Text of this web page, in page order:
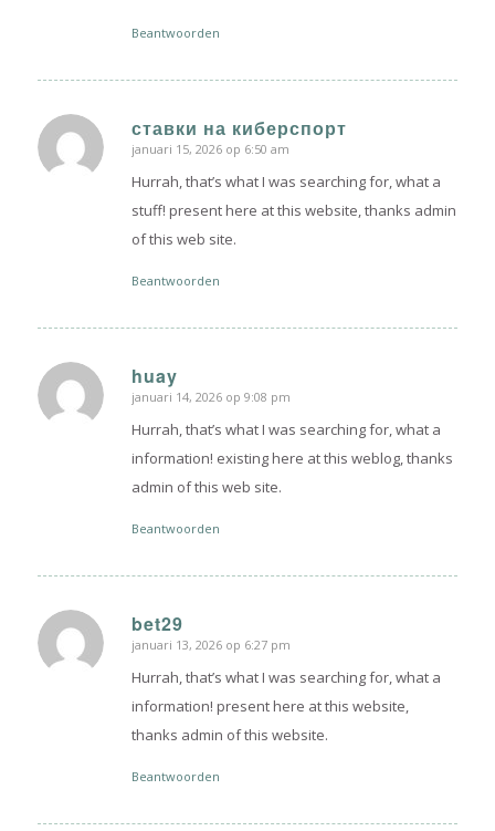
Beantwoorden
ставки на киберспорт
zegt:
januari 15, 2026 op 6:50 am
Hurrah, that’s what I was searching for, what a
stuff! present here at this website, thanks admin
of this web site.
Beantwoorden
huay
zegt:
januari 14, 2026 op 9:08 pm
Hurrah, that’s what I was searching for, what a
information! existing here at this weblog, thanks
admin of this web site.
Beantwoorden
bet29
zegt:
januari 13, 2026 op 6:27 pm
Hurrah, that’s what I was searching for, what a
information! present here at this website,
thanks admin of this website.
Beantwoorden